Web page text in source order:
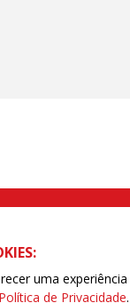
CEP 03041-000 Brás,
uma
Política de Privacidade